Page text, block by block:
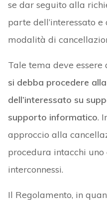
se dar seguito alla
parte dell’interessato
modalità di
Tale tema deve essere
si debba procedere
dell’interessato su
supporto informatico.
approccio alla
procedura intacchi
interconnessi.
Il Regolamento, in